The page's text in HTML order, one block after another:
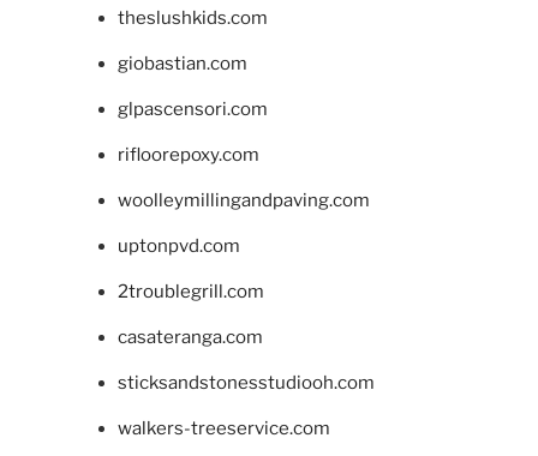
theslushkids.com
giobastian.com
glpascensori.com
rifloorepoxy.com
woolleymillingandpaving.com
uptonpvd.com
2troublegrill.com
casateranga.com
sticksandstonesstudiooh.com
walkers-treeservice.com